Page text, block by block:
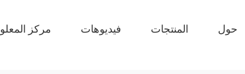
حول المنتجات فيديوهات مركز